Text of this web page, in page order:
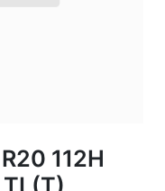
112H
TL(T)